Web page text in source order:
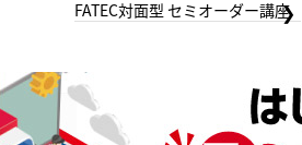
FATEC対面型 セミオーダー講座